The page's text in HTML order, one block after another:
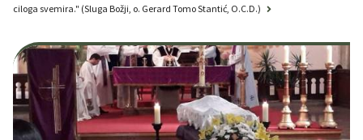
ciloga svemira." (Sluga Božji, o. Gerard Tomo Stantić, O.C.D.)